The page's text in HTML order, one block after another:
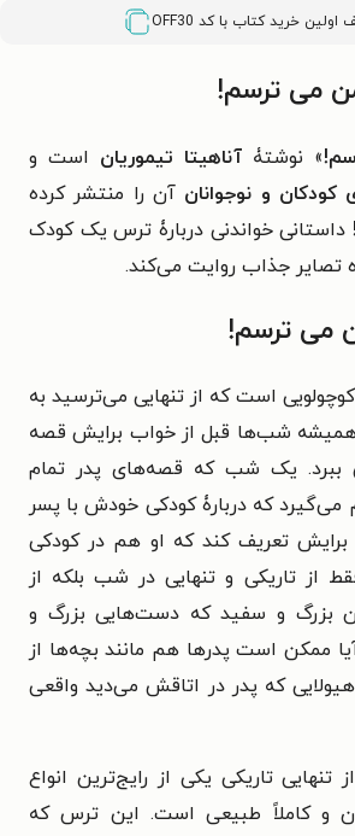
OFF30
می ترسم!
» نوشتۀ آناهیتا تیموریان است و
و نوجوانان آن را منتشر کرده
داستانی خواندنی دربارۀ ترس یک کودک
تصایر جذاب روایت می‌کند.
می ترسم!
است که از تنهایی می‌ترسید به
شب‌ها قبل از خواب برایش قصه
یک شب که قصه‌های پدر تمام
که دربارۀ کودکی خودش با پسر
برایش تعریف کند که او هم در کودکی
از تاریکی و تنهایی در شب بلکه از
با ۱۲ دندان بزرگ و سفید که دست‌هایی بزرگ و
ممکن است پدرها هم مانند بچه‌ها از
که پدر در اتاقش می‌دید واقعی
تاریکی یکی از رایج‌ترین انواع
و کاملاً طبیعی است. این ترس که